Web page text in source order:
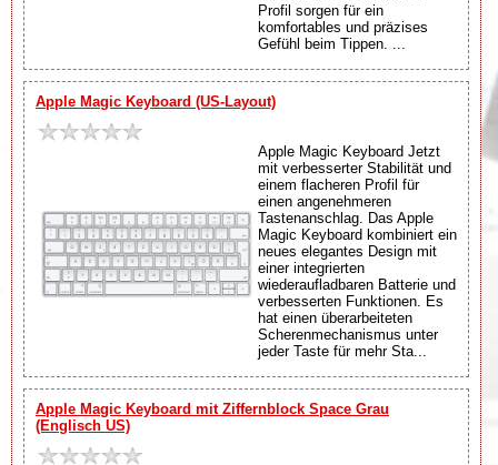
Profil sorgen für ein
komfortables und präzises
Gefühl beim Tippen. ...
Apple Magic Keyboard (US-Layout)
Apple Magic Keyboard Jetzt
mit verbesserter Stabilität und
einem flacheren Profil für
einen angenehmeren
Tastenanschlag. Das Apple
Magic Keyboard kombiniert ein
neues elegantes Design mit
einer integrierten
wiederaufladbaren Batterie und
verbesserten Funktionen. Es
hat einen überarbeiteten
Scherenmechanismus unter
jeder Taste für mehr Sta...
Apple Magic Keyboard mit Ziffernblock Space Grau
(Englisch US)